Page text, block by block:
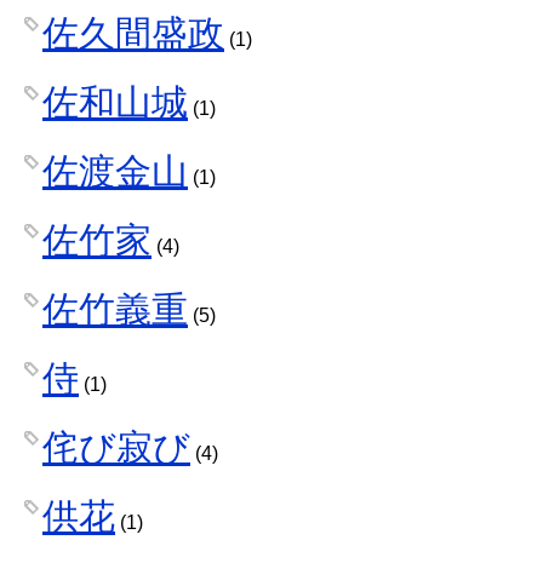
佐久間盛政 (1)
佐和山城 (1)
佐渡金山 (1)
佐竹家 (4)
佐竹義重 (5)
侍 (1)
侘び寂び (4)
供花 (1)